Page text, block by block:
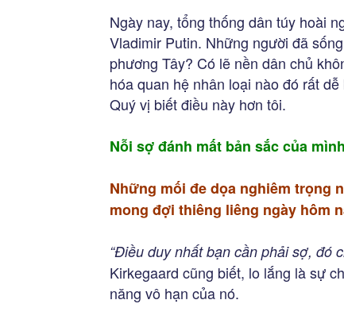
Ngày nay, tổng thống dân túy hoài
Vladimir Putin. Những người đã
phương Tây? Có lẽ nền dân chủ
hóa quan hệ nhân loại nào đó rất
Quý vị biết điều này hơn tôi.
Nỗi sợ đánh mất bản sắc của mình
Những mối đe dọa nghiêm trọng
mong đợi thiêng liêng ngày hôm
“Điều duy nhất bạn cần phải sợ, đó
Kirkegaard cũng biết, lo lắng là sự
năng vô hạn của nó.